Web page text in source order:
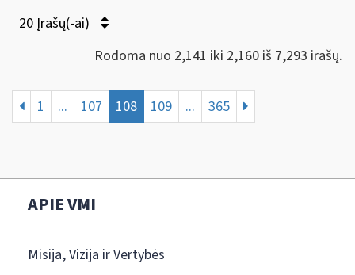
20 Įrašų(-ai)
Rodoma nuo 2,141 iki 2,160 iš 7,293 irašų.
1 ... 107 108 109 ... 365
APIE VMI
Misija, Vizija ir Vertybės